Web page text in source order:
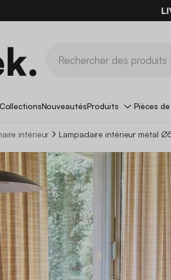
CollectionsNouveautésProduits Pièces
intérieur Lampadaire intérieur métal